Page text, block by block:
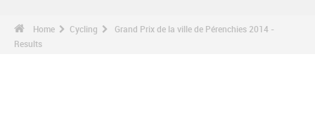
Home Cycling
Grand Prix de la ville de Pérenchies 2014 -
Results